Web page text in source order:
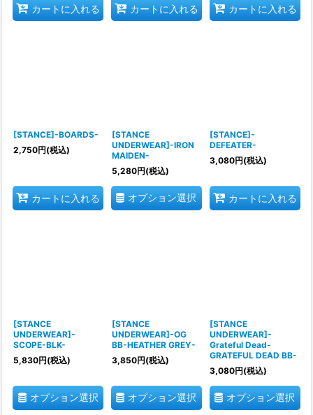
カートに入れる カートに入れる カートに入れる
[STANCE]-BOARDS-
2,750円(税込)
カートに入れる
[STANCE
UNDERWEAR]-IRON
MAIDEN-
5,280円(税込)
オプション選択
[STANCE]-
DEFEATER-
3,080円(税込)
カートに入れる
[STANCE
UNDERWEAR]-
SCOPE-BLK-
5,830円(税込)
オプション選択
[STANCE
UNDERWEAR]-OG
BB-HEATHER GREY-
3,850円(税込)
オプション選択
[STANCE
UNDERWEAR]-
Grateful Dead-
GRATEFUL DEAD BB-
3,080円(税込)
オプション選択